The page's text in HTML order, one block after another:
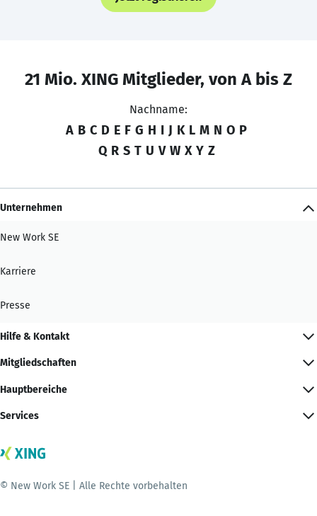
21 Mio. XING Mitglieder, von A bis Z
Nachname:
A B C D E F G H I J K L M N O P
Q R S T U V W X Y Z
Unternehmen
New Work SE
Karriere
Presse
Hilfe & Kontakt
Mitgliedschaften
Hauptbereiche
Services
© New Work SE | Alle Rechte vorbehalten